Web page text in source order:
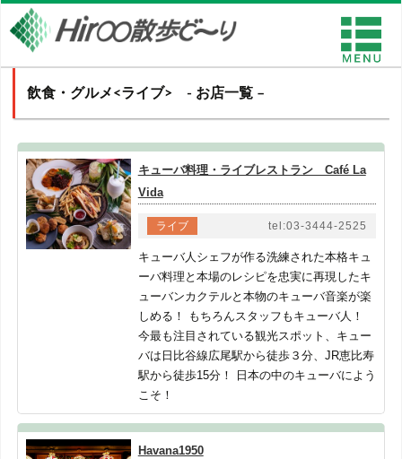
飲食・グルメ<ライブ> - お店一覧 –
キューバ料理・ライブレストラン Café La
Vida
ライブ tel:03-3444-2525
キューバ人シェフが作る洗練された本格キュ
ーバ料理と本場のレシピを忠実に再現したキ
ューバンカクテルと本物のキューバ音楽が楽
しめる！ もちろんスタッフもキューバ人！
今最も注目されている観光スポット、キュー
バは日比谷線広尾駅から徒歩３分、JR恵比寿
駅から徒歩15分！ 日本の中のキューバによう
こそ！
Havana1950